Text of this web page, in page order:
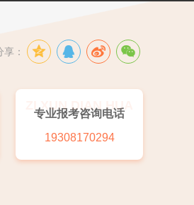
享：
ZI XUN DIAN HUA
专业报考咨询电话
19308170294